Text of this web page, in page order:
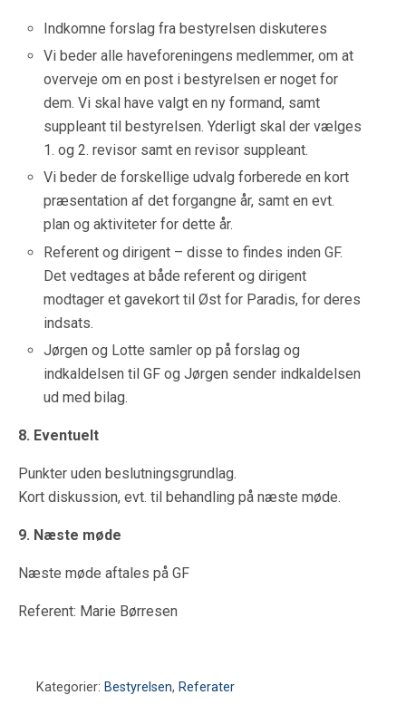
Indkomne forslag fra bestyrelsen diskuteres
Vi beder alle haveforeningens medlemmer, om at
overveje om en post i bestyrelsen er noget for
dem. Vi skal have valgt en ny formand, samt
suppleant til bestyrelsen. Yderligt skal der vælges
1. og 2. revisor samt en revisor suppleant.
Vi beder de forskellige udvalg forberede en kort
præsentation af det forgangne år, samt en evt.
plan og aktiviteter for dette år.
Referent og dirigent – disse to findes inden GF.
Det vedtages at både referent og dirigent
modtager et gavekort til Øst for Paradis, for deres
indsats.
Jørgen og Lotte samler op på forslag og
indkaldelsen til GF og Jørgen sender indkaldelsen
ud med bilag.
8. Eventuelt
Punkter uden beslutningsgrundlag.
Kort diskussion, evt. til behandling på næste møde.
9. Næste møde
Næste møde aftales på GF
Referent: Marie Børresen
Kategorier: Bestyrelsen, Referater